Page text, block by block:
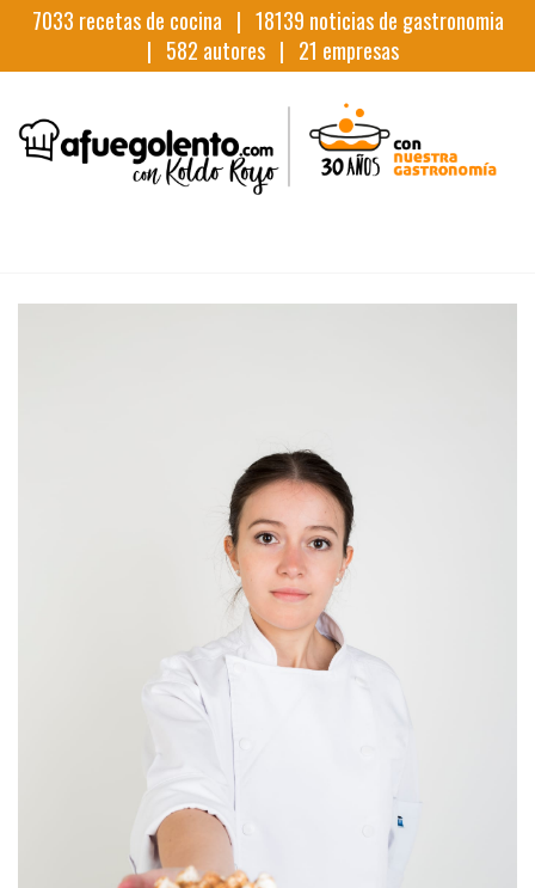
7033 recetas de cocina | 18139 noticias de gastronomia
| 582 autores | 21 empresas